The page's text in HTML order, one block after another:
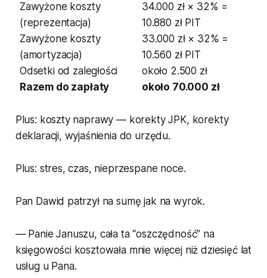
Zawyżone koszty
(reprezentacja)
34.000 zł × 32% =
10.880 zł PIT
Zawyżone koszty
(amortyzacja)
33.000 zł × 32% =
10.560 zł PIT
Odsetki od zaległości
około 2.500 zł
Razem do zapłaty
około 70.000 zł
Plus: koszty naprawy — korekty JPK, korekty
deklaracji, wyjaśnienia do urzędu.
Plus: stres, czas, nieprzespane noce.
Pan Dawid patrzył na sumę jak na wyrok.
— Panie Januszu, cała ta “oszczędność” na
księgowości kosztowała mnie więcej niż dziesięć lat
usług u Pana.